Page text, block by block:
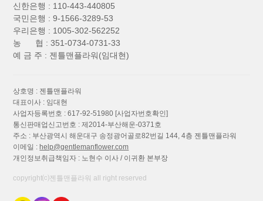
신한은행 : 110-443-440805
국민은행 : 9-1566-3289-53
우리은행 : 1005-302-562252
농 협 : 351-0734-0731-33
예 금 주 : 젠틀맨플라워(임대현)
상호명 : 젠틀맨플라워
대표이사 : 임대현
사업자등록번호 : 617-92-51980 [사업자번호확인]
통신판매업신고번호 : 제2014-부산해운-0371호
주소 : 부산광역시 해운대구 송정광어골로82번길 144, 4층 젠틀맨플라워
이메일 :help@gentlemanflower.com
개인정보취급책임자 : 노현수 이사 / 이귀환 본부장
copyright⒞젠틀맨플라워 all right reserved